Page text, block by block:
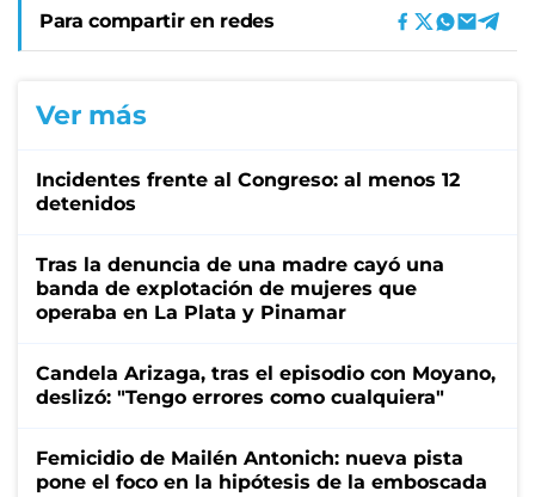
Para compartir en redes
Ver más
Incidentes frente al Congreso: al menos 12
detenidos
Tras la denuncia de una madre cayó una
banda de explotación de mujeres que
operaba en La Plata y Pinamar
Candela Arizaga, tras el episodio con Moyano,
deslizó: "Tengo errores como cualquiera"
Femicidio de Mailén Antonich: nueva pista
pone el foco en la hipótesis de la emboscada